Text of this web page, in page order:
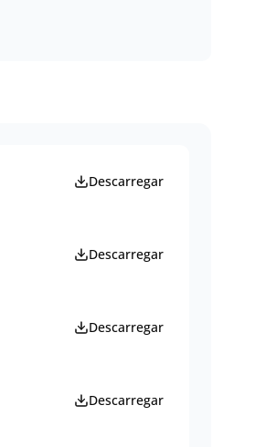
Descarregar
Descarregar
Descarregar
Descarregar